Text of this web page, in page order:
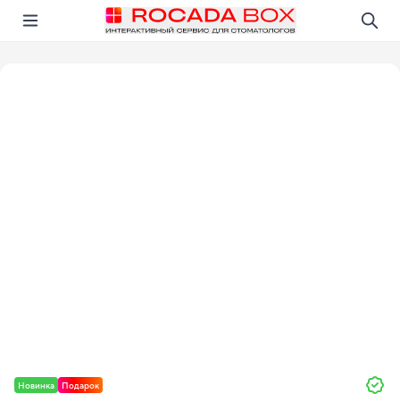
Открыть в приложении!
Новинка Подарок